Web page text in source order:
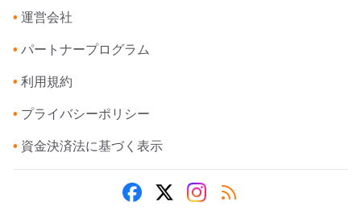
• 運営会社
• パートナープログラム
• 利用規約
• プライバシーポリシー
• 資金決済法に基づく表示